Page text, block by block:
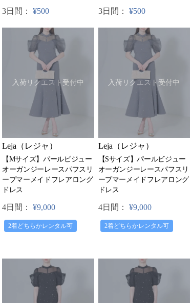
3日間： ¥500 3日間： ¥500
入荷リクエスト受付中
Leja（レジャ）
【Mサイズ】パールビジュー
オーガンジーレースパフスリ
ーブマーメイドフレアロング
ドレス
4日間： ¥9,000
2着どちらかレンタル可
入荷リクエスト受付中
Leja（レジャ）
【Sサイズ】パールビジュー
オーガンジーレースパフスリ
ーブマーメイドフレアロング
ドレス
4日間： ¥9,000
2着どちらかレンタル可